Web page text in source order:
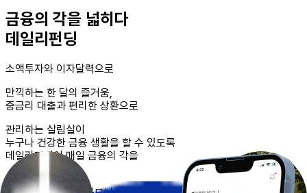
금융의 각을 넓히다
데일리펀딩
소액투자와 이자달력으로
만끽하는 한 달의 즐거움,
중금리 대출과 편리한 상환으로
관리하는 살림살이
누구나 건강한 금융 생활을 할 수 있도록
데일리펀딩이 매일 금융의 각을
넓혀 갑니다